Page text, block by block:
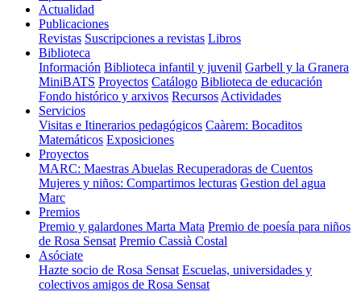
Actualidad
Publicaciones
Revistas Suscripciones a revistas Libros
Biblioteca
Información Biblioteca infantil y juvenil Garbell y la Granera
MiniBATS Proyectos Catálogo Biblioteca de educación
Fondo histórico y arxivos Recursos Actividades
Servicios
Visitas e Itinerarios pedagógicos Caàrem: Bocaditos
Matemáticos Exposiciones
Proyectos
MARC: Maestras Abuelas Recuperadoras de Cuentos
Mujeres y niños: Compartimos lecturas Gestion del agua
Marc
Premios
Premio y galardones Marta Mata Premio de poesía para niños
de Rosa Sensat Premio Cassià Costal
Asóciate
Hazte socio de Rosa Sensat Escuelas, universidades y
colectivos amigos de Rosa Sensat